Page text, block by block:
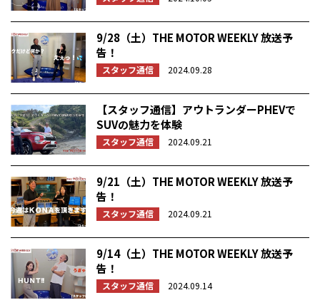
9/28（土）THE MOTOR WEEKLY 放送予
告！
スタッフ通信 2024.09.28
【スタッフ通信】アウトランダーPHEVで
SUVの魅力を体験
スタッフ通信 2024.09.21
9/21（土）THE MOTOR WEEKLY 放送予
告！
スタッフ通信 2024.09.21
9/14（土）THE MOTOR WEEKLY 放送予
告！
スタッフ通信 2024.09.14